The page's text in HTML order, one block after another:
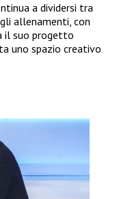
a dividersi tra
allenamenti, con
il suo progetto
uno spazio creativo